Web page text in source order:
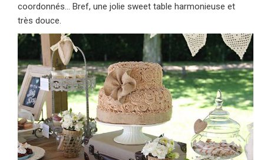
coordonnés… Bref, une jolie sweet table harmonieuse et
très douce.